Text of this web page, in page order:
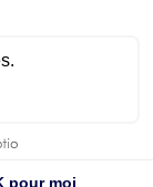
et
2026